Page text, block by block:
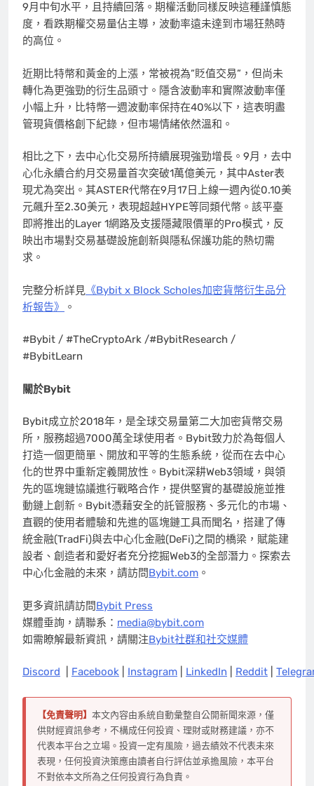
9月中旬水平，且持續回落。期權活動同樣反映這種謹慎態
度，看跌期權交易量佔主導，波動率遠未達到市場狂熱時
的高位。
近期比特幣和黃金的上漲，常被視為”貶值交易”，但尚未
轉化為更強勁的衍生品頭寸。隱含波動率和實際波動率僅
小幅上升，比特幣一週波動率保持在40%以下，這表明盡
管現貨價格創下紀錄，但市場情緒依然溫和。
相比之下，去中心化交易所持續展現強勁增長。9月，去中
心化永續合約月交易量首次突破1萬億美元，其中Aster表
現尤為突出。其ASTER代幣在9月17日上線一週內從0.10美
元飆升至2.30美元，表現超越HYPE等同類代幣。該平臺
即將推出的Layer 1網路及支援隱藏限價單的Pro模式，反
映出市場對交易基礎設施創新與隱私保護功能的熱切需
求。
完整分析詳見 《Bybit x Block Scholes加密貨幣衍生品分
析報告》
。
#Bybit / #TheCryptoArk /#BybitResearch /
#BybitLearn
關於Bybit
Bybit成立於2018年，是全球交易量第二大加密貨幣交易
所，服務超過7000萬全球使用者。Bybit致力於為每個人
打造一個更簡單、開放和平等的生態系統，從而在去中心
化的世界中重新定義開放性。Bybit深耕Web3領域，與領
先的區塊鏈協議進行戰略合作，提供堅實的基礎設施並推
動鏈上創新。Bybit憑藉安全的託管服務、多元化的市場、
直觀的使用者體驗和先進的區塊鏈工具而聞名，搭建了傳
統金融(TradFi)與去中心化金融(DeFi)之間的橋梁，賦能建
設者、創造者和愛好者充分挖掘Web3的全部潛力。探索去
中心化金融的未來，請訪問Bybit.com 。
更多資訊請訪問Bybit Press
媒體垂詢，請聯系： media@bybit.com
如需瞭解最新資訊，請關注Bybit社群和社交媒體
Discord Facebook Instagram LinkedIn Reddit
【免責聲明】 本文內容由系統自動彙整自公開新聞來源，僅
供財經資訊參考，不構成任何投資、理財或財務建議，亦不
代表本平台之立場。投資一定有風險，過去績效不代表未來
表現，任何投資決策應由讀者自行評估並承擔風險，本平台
不對依本文所為之任何投資行為負責。